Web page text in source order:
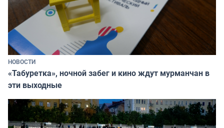
НОВОСТИ
«Табуретка», ночной забег и кино ждут мурманчан в
эти выходные